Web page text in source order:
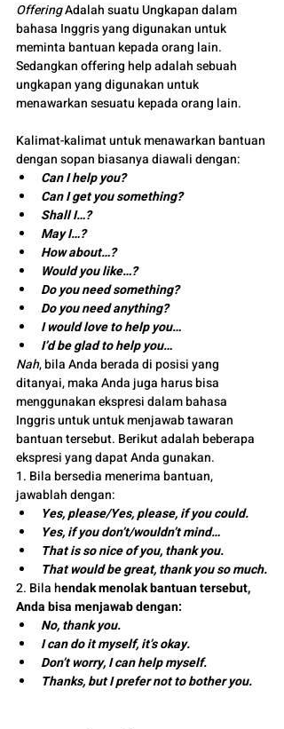
Offering Adalah suatu Ungkapan dalam
bahasa Inggris yang digunakan untuk
meminta bantuan kepada orang lain.
Sedangkan offering help adalah sebuah
ungkapan yang digunakan untuk
menawarkan sesuatu kepada orang lain.
Kalimat-kalimat untuk menawarkan bantuan
dengan sopan biasanya diawali dengan:
Can I help you?
Can I get you something?
Shall I…?
May I…?
How about…?
Would you like…?
Do you need something?
Do you need anything?
I would love to help you…
I’d be glad to help you…
Nah, bila Anda berada di posisi yang
ditanyai, maka Anda juga harus bisa
menggunakan ekspresi dalam bahasa
Inggris untuk untuk menjawab tawaran
bantuan tersebut. Berikut adalah beberapa
ekspresi yang dapat Anda gunakan.
1. Bila bersedia menerima bantuan,
jawablah dengan:
Yes, please/Yes, please, if you could.
Yes, if you don’t/wouldn’t mind…
That is so nice of you, thank you.
That would be great, thank you so much.
2. Bila hendak menolak bantuan tersebut,
Anda bisa menjawab dengan:
No, thank you.
I can do it myself, it’s okay.
Don’t worry, I can help myself.
Thanks, but I prefer not to bother you.